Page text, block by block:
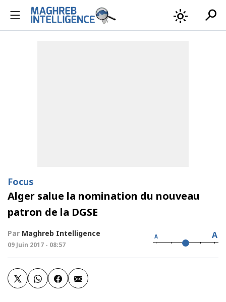
light_mode search
Focus
Alger salue la nomination du nouveau
patron de la DGSE
Par Maghreb Intelligence
09 Juin 2017 - 08:57
A A